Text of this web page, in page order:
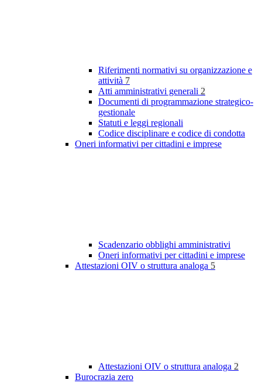
Riferimenti normativi su organizzazione e
attività 7
Atti amministrativi generali 2
Documenti di programmazione strategico-
gestionale
Statuti e leggi regionali
Codice disciplinare e codice di condotta
Oneri informativi per cittadini e imprese
Scadenzario obblighi amministrativi
Oneri informativi per cittadini e imprese
Attestazioni OIV o struttura analoga 5
Attestazioni OIV o struttura analoga 2
Burocrazia zero